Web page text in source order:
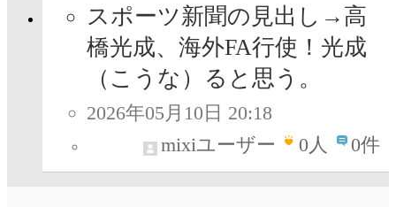
スポーツ新聞の見出し→高
橋光成、海外FA行使！光成
（こうな）ると思う。
2026年05月10日 20:18
mixiユーザー
0人 0件